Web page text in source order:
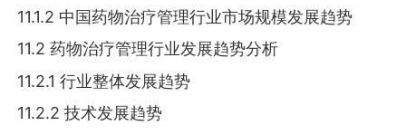
11.1.2 中国药物治疗管理行业市场规模发展趋势
11.2 药物治疗管理行业发展趋势分析
11.2.1 行业整体发展趋势
11.2.2 技术发展趋势